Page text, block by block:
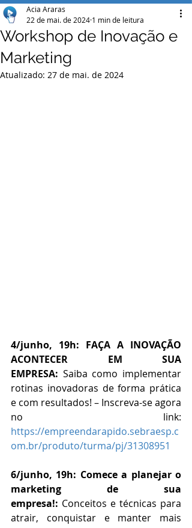
Workshop de Inovação e
Marketing
Acia Araras
22 de mai. de 2024 1 min de leitura
Atualizado: 27 de mai. de 2024
4/junho, 19h: FAÇA A INOVAÇÃO
ACONTECER EM SUA
EMPRESA: Saiba como implementar
rotinas inovadoras de forma prática
e com resultados! – Inscreva-se agora
https://empreendarapido.sebraesp.c
om.br/produto/turma/pj/31308951
6/junho, 19h: Comece a planejar o
marketing de sua
empresa!: Conceitos e técnicas para
atrair, conquistar e manter mais